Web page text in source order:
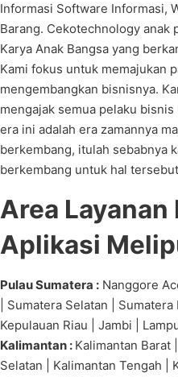
Informasi Software Informasi,
Barang. Cekotechnology anak
Karya Anak Bangsa yang
Kami fokus untuk memajukan
mengembangkan bisnisnya.
mengajak semua pelaku
era ini adalah era zamannya
berkembang, itulah sebabnya
berkembang untuk hal
Area Layanan
Aplikasi
Pulau Sumatera : Nanggore
| Sumatera Selatan |
Kepulauan Riau | Jambi |
Kalimantan : Kalimantan Barat
Selatan | Kalimantan Tengah |